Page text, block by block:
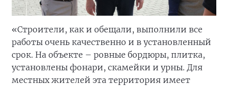
«Строители, как и обещали, выполнили все
работы очень качественно и в установленный
срок. На объекте – ровные бордюры, плитка,
установлены фонари, скамейки и урны. Для
местных жителей эта территория имеет